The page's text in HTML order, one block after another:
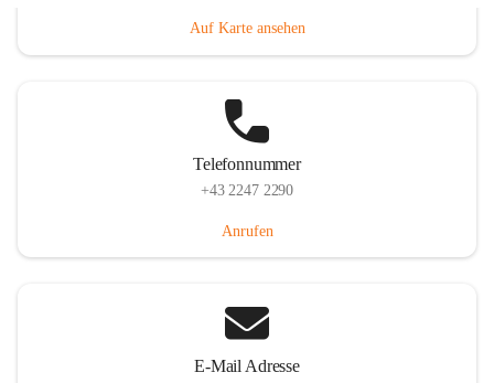
Auf Karte ansehen
Telefonnummer
+43 2247 2290
Anrufen
E-Mail Adresse